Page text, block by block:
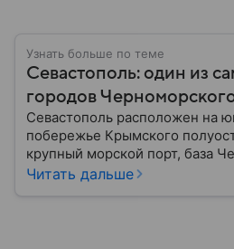
Узнать больше по теме
Севастополь: один из
городов
Севастополь расположен на
побережье Крымского
крупный морской порт, база
город с богатой военной
Читать дальше